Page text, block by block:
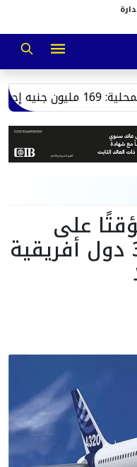
على
دخول قادمين من 3 دول أفريقية